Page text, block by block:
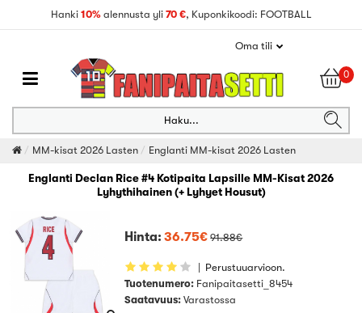
Hanki 10% alennusta yli 70 €, Kuponkikoodi: FOOTBALL
Oma tili
0
Haku...
MM-kisat 2026 Lasten Englanti MM-kisat 2026 Lasten
Englanti Declan Rice #4 Kotipaita Lapsille MM-Kisat 2026
Lyhythihainen (+ Lyhyet Housut)
Hinta: 36.75€ 91.88€
| Perustuuarvioon.
Tuotenumero: Fanipaitasetti_8454
Saatavuus: Varastossa